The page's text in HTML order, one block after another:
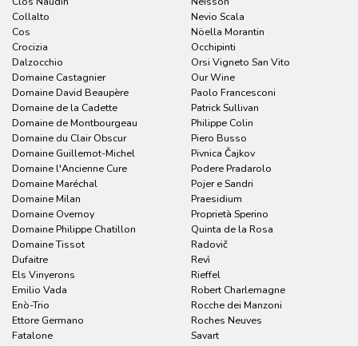
Collalto
Cos
Crocizia
Dalzocchio
Domaine Castagnier
Domaine David Beaupère
Domaine de la Cadette
Domaine de Montbourgeau
Domaine du Clair Obscur
Domaine Guillemot-Michel
Domaine l'Ancienne Cure
Domaine Maréchal
Domaine Milan
Domaine Overnoy
Domaine Philippe Chatillon
Domaine Tissot
Dufaitre
Els Vinyerons
Emilio Vada
Enò-Trio
Ettore Germano
Fatalone
Nevio Scala
Nöella Morantin
Occhipinti
Orsi Vigneto San Vito
Our Wine
Paolo Francesconi
Patrick Sullivan
Philippe Colin
Piero Busso
Pivnica Čajkov
Podere Pradarolo
Pojer e Sandri
Praesidium
Proprietà Sperino
Quinta de la Rosa
Radovič
Revì
Rieffel
Robert Charlemagne
Rocche dei Manzoni
Roches Neuves
Savart